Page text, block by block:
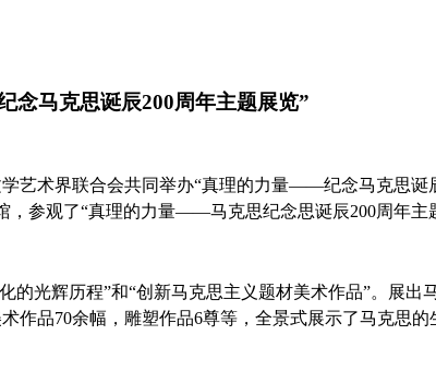
马克思诞辰200周年主题展览”
艺术界联合会共同举办“真理的力量——纪念马克思诞
，参观了“真理的力量——马克思纪念思诞辰200周年主
的光辉历程”和“创新马克思主义题材美术作品”。展出
作品70余幅，雕塑作品6尊等，全景式展示了马克思